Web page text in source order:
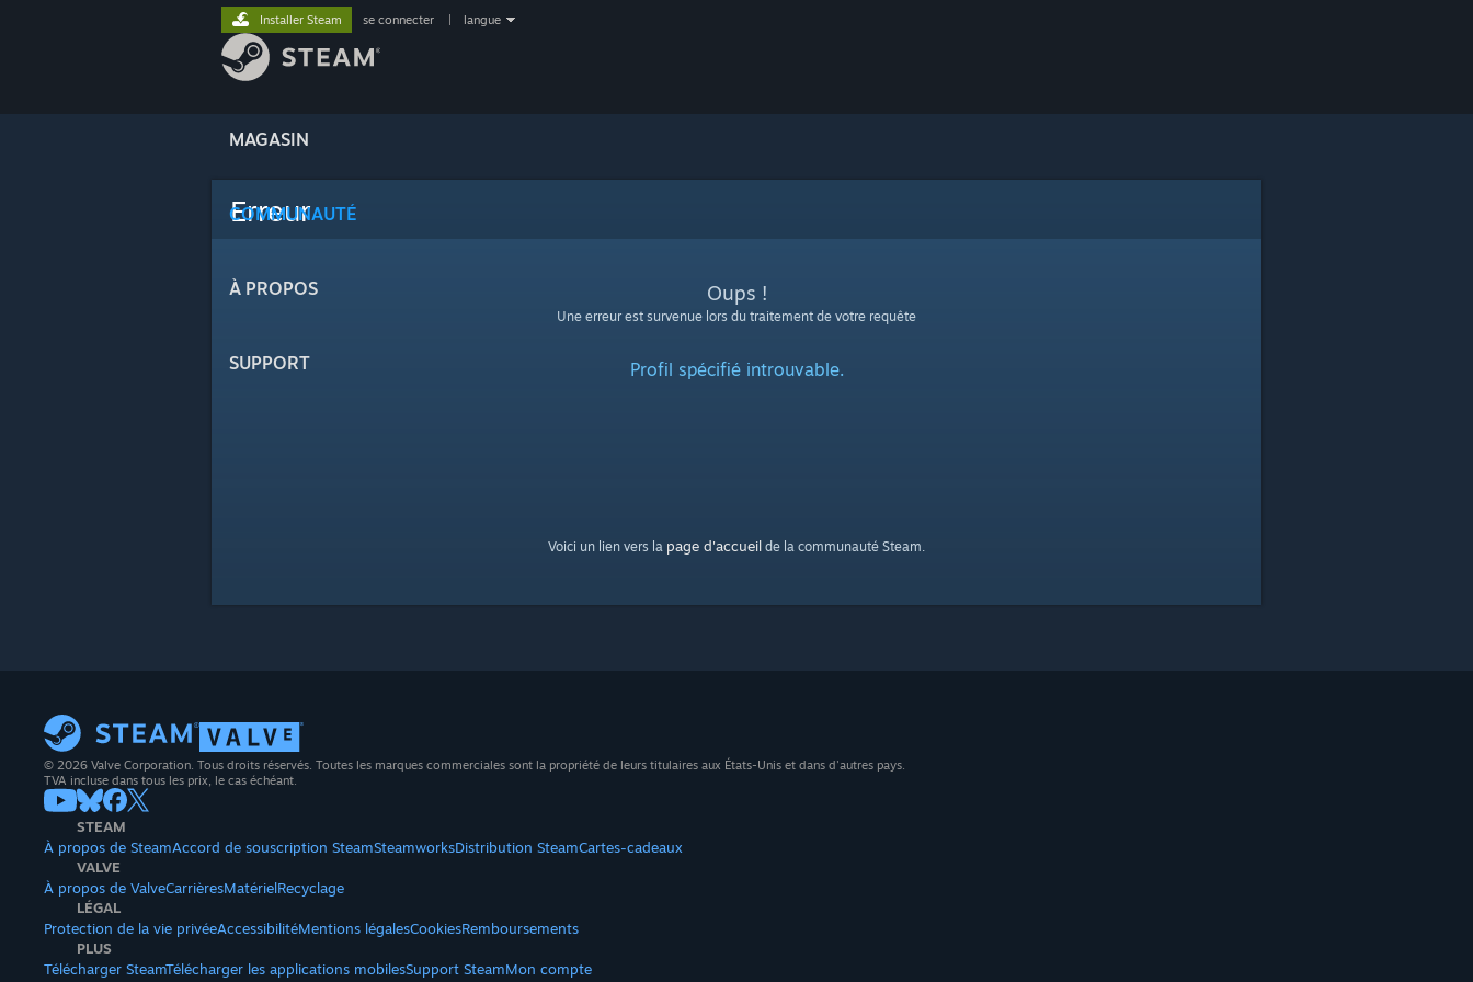
MAGASIN
COMMUNAUTÉ
À PROPOS
SUPPORT
Installer Steam se connecter langue
Erreur
Oups !
Une erreur est survenue lors du traitement de votre requête
Profil spécifié introuvable.
Voici un lien vers la page d'accueil de la communauté Steam.
© 2026 Valve Corporation. Tous droits réservés. Toutes les marques commerciales sont la propriété de leurs titulaires aux États-Unis et dans d'autres pays.
TVA incluse dans tous les prix, le cas échéant.
STEAM
À propos de SteamAccord de souscription SteamSteamworksDistribution SteamCartes-cadeaux
VALVE
À propos de ValveCarrièresMatérielRecyclage
LÉGAL
Protection de la vie privéeAccessibilitéMentions légalesCookiesRemboursements
PLUS
Télécharger SteamTélécharger les applications mobilesSupport SteamMon compte